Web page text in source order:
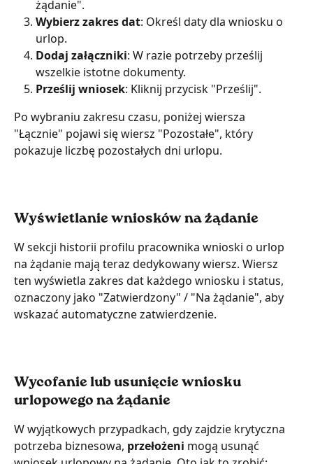
żądanie".
Wybierz zakres dat: Określ daty dla wniosku o
urlop.
Dodaj załączniki: W razie potrzeby prześlij
wszelkie istotne dokumenty.
Prześlij wniosek: Kliknij przycisk "Prześlij".
Po wybraniu zakresu czasu, poniżej wiersza
"Łącznie" pojawi się wiersz "Pozostałe", który
pokazuje liczbę pozostałych dni urlopu.
Wyświetlanie wniosków na żądanie
W sekcji historii profilu pracownika wnioski o urlop
na żądanie mają teraz dedykowany wiersz. Wiersz
ten wyświetla zakres dat każdego wniosku i status,
oznaczony jako "Zatwierdzony" / "Na żądanie", aby
wskazać automatyczne zatwierdzenie.
Wycofanie lub usunięcie wniosku
urlopowego na żądanie
W wyjątkowych przypadkach, gdy zajdzie krytyczna
potrzeba biznesowa, przełożeni mogą usunąć